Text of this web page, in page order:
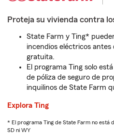
Proteja su vivienda contra
State Farm y Ting*
incendios eléctricos
gratuita.
El programa Ting solo
de póliza de seguro de
inquilinos de State Farm
Explora Ting
* El programa Ting de State Farm no está
SD ni WY